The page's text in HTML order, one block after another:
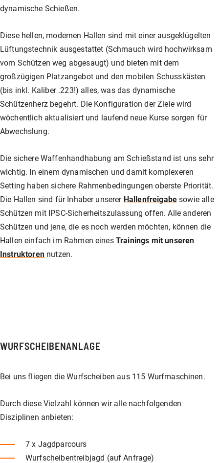
dynamische Schießen.
Diese hellen, modernen Hallen sind mit einer ausgeklügelten
Lüftungstechnik ausgestattet (Schmauch wird hochwirksam
vom Schützen weg abgesaugt) und bieten mit dem
großzügigen Platzangebot und den mobilen Schusskästen
(bis inkl. Kaliber .223!) alles, was das dynamische
Schützenherz begehrt. Die Konfiguration der Ziele wird
wöchentlich aktualisiert und laufend neue Kurse sorgen für
Abwechslung.
Die sichere Waffenhandhabung am Schießstand ist uns sehr
wichtig. In einem dynamischen und damit komplexeren
Setting haben sichere Rahmenbedingungen oberste Priorität.
Die Hallen sind für Inhaber unserer Hallenfreigabe sowie alle
Schützen mit IPSC-Sicherheitszulassung offen. Alle anderen
Schützen und jene, die es noch werden möchten, können die
Hallen einfach im Rahmen eines Trainings mit unseren
Instruktoren nutzen.
WURFSCHEIBENANLAGE
Bei uns fliegen die Wurfscheiben aus 115 Wurfmaschinen.
Durch diese Vielzahl können wir alle nachfolgenden
Disziplinen anbieten:
7 x Jagdparcours
Wurfscheibentreibjagd (auf Anfrage)